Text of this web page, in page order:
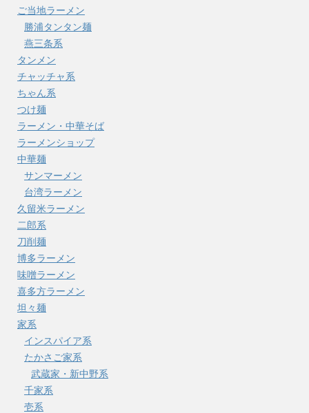
ご当地ラーメン
勝浦タンタン麺
燕三条系
タンメン
チャッチャ系
ちゃん系
つけ麺
ラーメン・中華そば
ラーメンショップ
中華麺
サンマーメン
台湾ラーメン
久留米ラーメン
二郎系
刀削麺
博多ラーメン
味噌ラーメン
喜多方ラーメン
坦々麺
家系
インスパイア系
たかさご家系
武蔵家・新中野系
千家系
壱系